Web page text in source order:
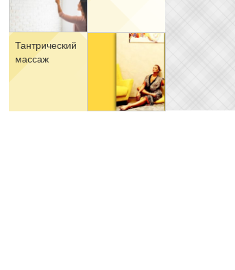
Тан­три­че­ский
мас­саж